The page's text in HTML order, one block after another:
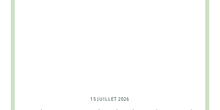
15 JUILLET 2026